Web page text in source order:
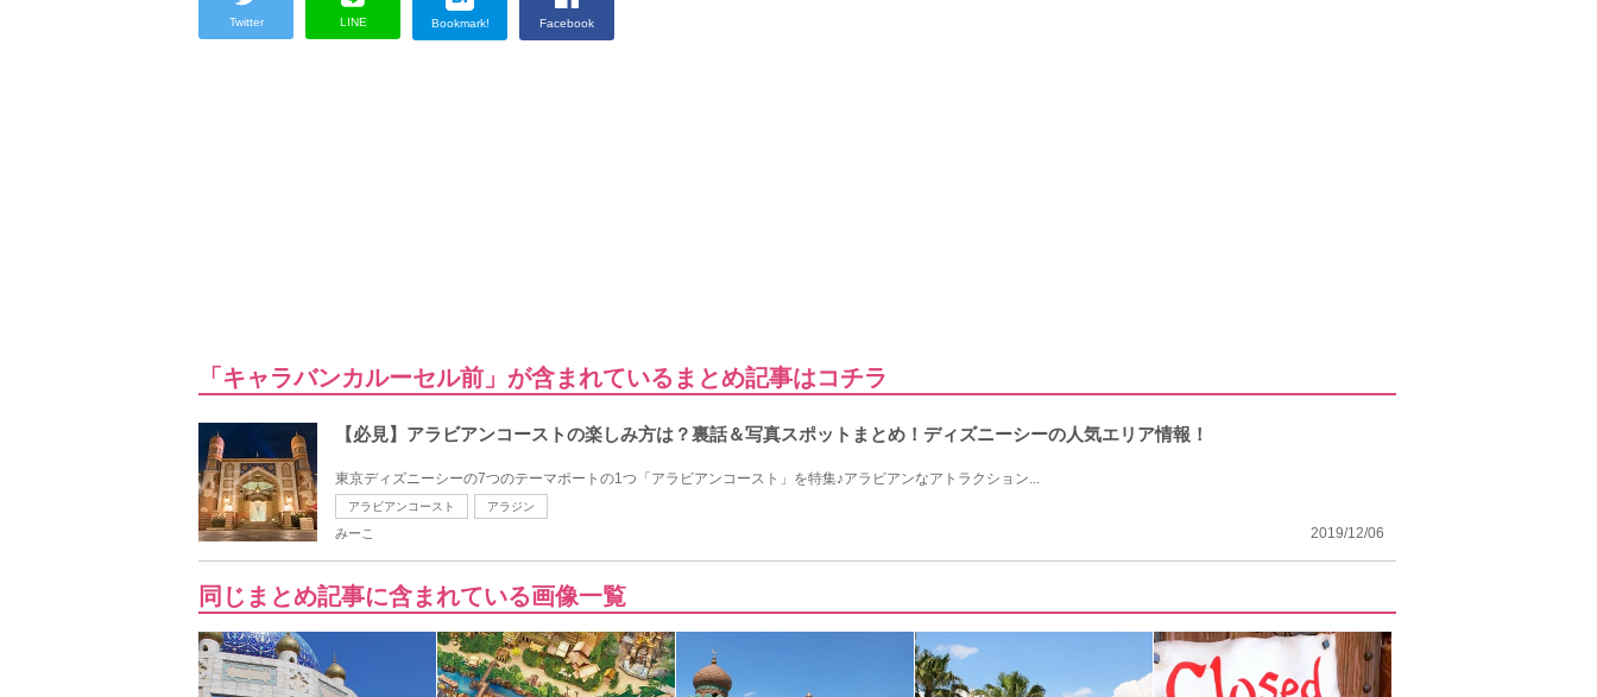
Twitter LINE Bookmark! Facebook
「キャラバンカルーセル前」が含まれているまとめ記事はコチラ
【必見】アラビアンコーストの楽しみ方は？裏話＆写真スポットまとめ！ディズニーシーの人気エリア情報！
東京ディズニーシーの7つのテーマポートの1つ「アラビアンコースト」を特集♪アラビアンなアトラクション...
アラビアンコースト アラジン
2019/12/06
みーこ
同じまとめ記事に含まれている画像一覧